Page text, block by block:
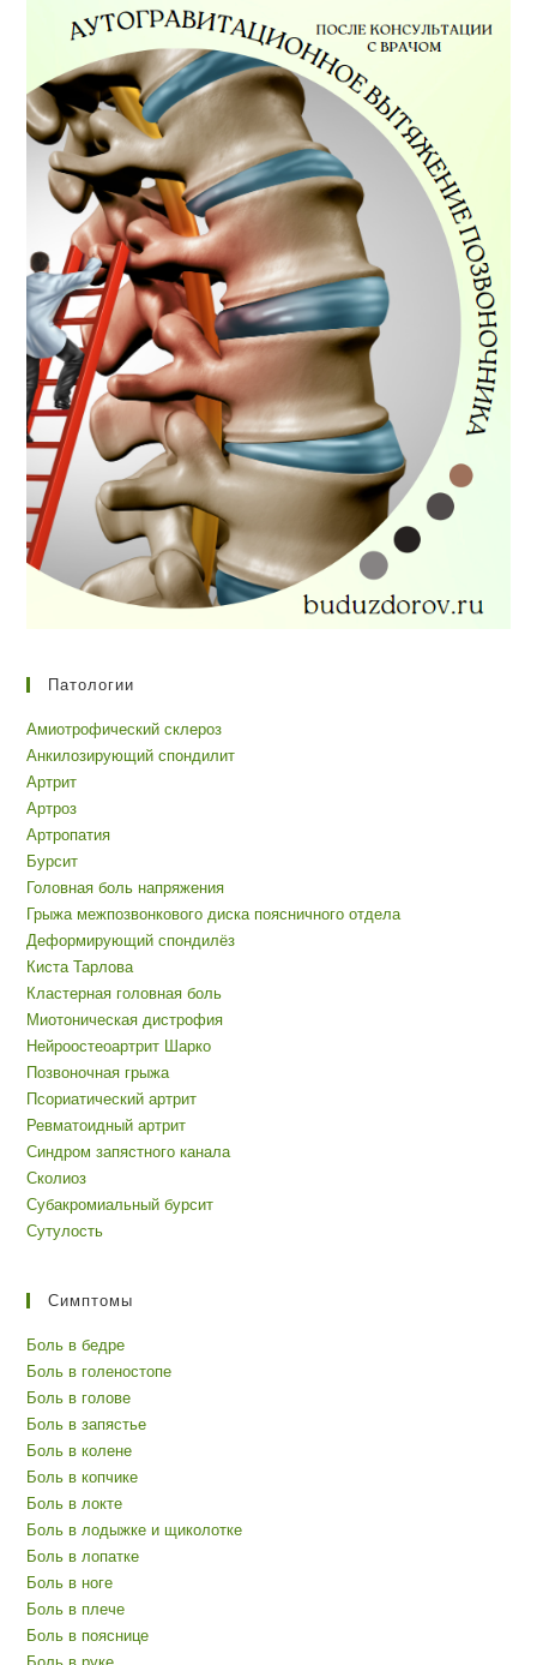
Патологии
Амиотрофический склероз
Анкилозирующий спондилит
Артрит
Артроз
Артропатия
Бурсит
Головная боль напряжения
Грыжа межпозвонкового диска поясничного отдела
Деформирующий спондилёз
Киста Тарлова
Кластерная головная боль
Миотоническая дистрофия
Нейроостеоартрит Шарко
Позвоночная грыжа
Псориатический артрит
Ревматоидный артрит
Синдром запястного канала
Сколиоз
Субакромиальный бурсит
Сутулость
Симптомы
Боль в бедре
Боль в голеностопе
Боль в голове
Боль в запястье
Боль в колене
Боль в копчике
Боль в локте
Боль в лодыжке и щиколотке
Боль в лопатке
Боль в ноге
Боль в плече
Боль в пояснице